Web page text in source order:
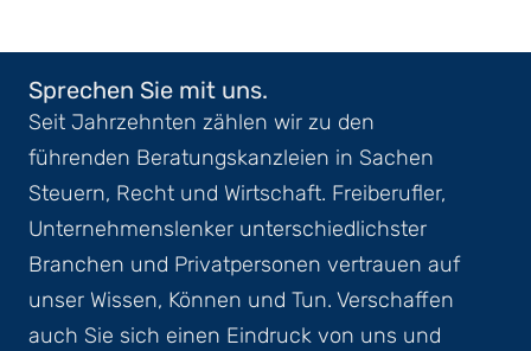
Sprechen Sie mit uns.
Seit Jahrzehnten zählen wir zu den
führenden Beratungskanzleien in Sachen
Steuern, Recht und Wirtschaft. Freiberufler,
Unternehmenslenker unterschiedlichster
Branchen und Privatpersonen vertrauen auf
unser Wissen, Können und Tun. Verschaffen
auch Sie sich einen Eindruck von uns und